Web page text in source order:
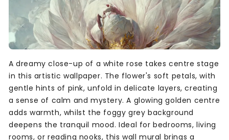
A dreamy close-up of a white rose takes centre stage
in this artistic wallpaper. The flower's soft petals, with
gentle hints of pink, unfold in delicate layers, creating
a sense of calm and mystery. A glowing golden centre
adds warmth, whilst the foggy grey background
deepens the tranquil mood. Ideal for bedrooms, living
rooms, or reading nooks, this wall mural brings a